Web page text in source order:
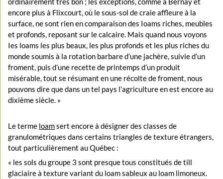
encore plus à Flixcourt, où le sous-sol de craie affleure à la
surface, ne sont rien en comparaison des Ioams riches, meubles
et profonds, reposant sur le calcaire. Mais quand nous voyons
Ies loams les plus beaux, les plus profonds et les plus riches du
monde soumis à la rotation barbare d’une jachère, suivie d’un
froment, puis d’une recette de printemps d’un produit
misérable, tout se résumant en une récolte de froment, nous
pouvons dire que dans un tel pays l’agriculture en est encore au
dixième siècle. »
Le terme loamsert encore à désigner des classes de
granulométriques dans certains triangles de texture étrangers,
tout particulièrement au Québec :
« les sols du groupe 3 sont presque tous constitués de till
glaciaire à texture variant du loam sableux au loam limoneux.